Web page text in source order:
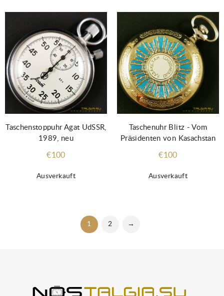
Ausverkauft
Taschenstoppuhr Agat UdSSR,
1989, neu
€100
Ausverkauft
Taschenuhr Blitz - Vom
Präsidenten von Kasachstan
€100
1 2 →